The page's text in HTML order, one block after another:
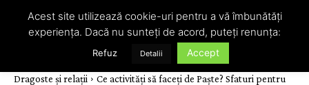
Dragoste și relații
Ce activități să faceți de Paște? Sfaturi pentru
Acest site utilizează cookie-uri pentru a vă îmbunătăți
experiența. Dacă nu sunteți de acord, puteți renunța:
Refuz Detalii Accept